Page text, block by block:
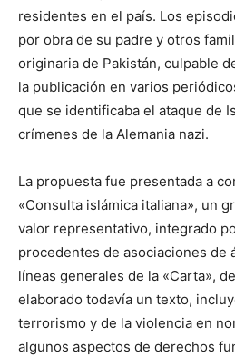
residentes en el país. Los
por obra de su padre y otros
originaria de Pakistán, culpable
la publicación en varios
que se identificaba el ataque de
crímenes de la Alemania nazi.
La propuesta fue presentada a
«Consulta islámica italiana», un
valor representativo, integrado
procedentes de asociaciones de
líneas generales de la «Carta»,
elaborado todavía un texto,
terrorismo y de la violencia en
algunos aspectos de derechos